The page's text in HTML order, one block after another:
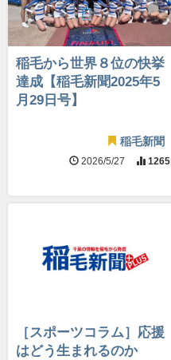
稲毛から世界８位の快挙
達成【稲毛新聞2025年5
月29日号】
稲毛新聞
2026/5/27 1265
［スポーツコラム］応援
はどう生まれるのか